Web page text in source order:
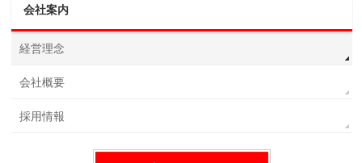
会社案内
経営理念
会社概要
採用情報